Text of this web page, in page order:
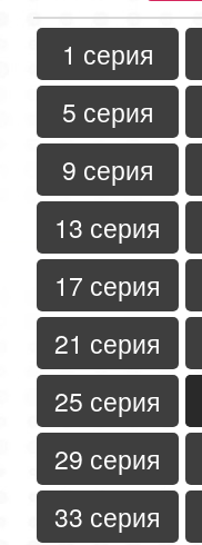
1 серия
5 серия
9 серия
13 серия
17 серия
21 серия
25 серия
29 серия
33 серия